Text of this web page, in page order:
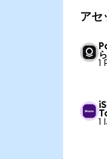
アセ
1
1